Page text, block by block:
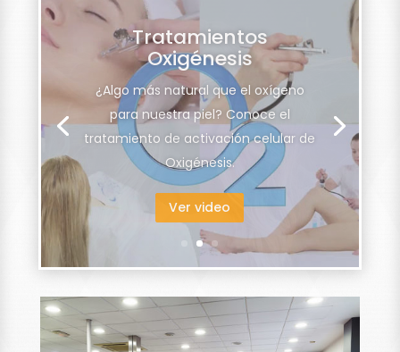
Promociones
Exclusivas Dasomil
Consigue gracias a Wella
Professional y Dasomil, las mejores
promociones en tratamientos para
el pelo o de belleza.
Ver más